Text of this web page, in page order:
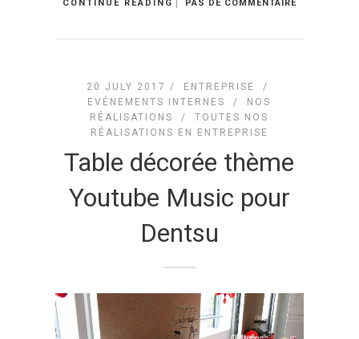
CONTINUE READING PAS DE COMMENTAIRE
20 JULY 2017 / ENTREPRISE
/
EVÉNEMENTS INTERNES
/
NOS
RÉALISATIONS
/TOUTES NOS
RÉALISATIONS EN ENTREPRISE
Table décorée thème
Youtube Music pour
Dentsu